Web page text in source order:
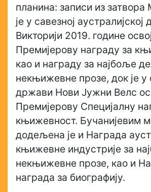
планина: записи из
је у савезној
Викторији 2019. године
Премијерову награду за
као и награду за најбоље
некњижевне прозе, док је у
држави Нови Јужни Велс
Премијерову Специјалну
књижевност. Бучанијевим
додељена је и Награда
књижевне индустрије за
некњижевне прозе, као и
награда за биографију.